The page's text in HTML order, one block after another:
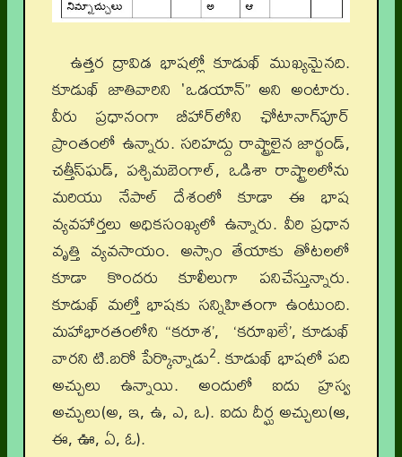
ఉత్తర ద్రావిడ భాషల్లో కూడుఖ్ ముఖ్యమైనది.
కూడుఖ్‌ జాతివారిని 'ఒడయాన్‌” అని అంటారు.
వీరు ప్రధానంగా బీహార్‌లోని ఛోటానాగ్‌పూర్‌
ప్రాంతంలో ఉన్నారు. సరిహద్దు రాష్ట్రాలైన జార్ఖండ్‌,
చత్తీస్‌ఘడ్‌, పశ్చిమబెంగాల్‌, ఒడిశా రాష్ట్రాలలోను
మరియు నేపాల్‌ దేశంలో కూడా ఈ భాష
వ్యవహార్తలు అధికసంఖ్యలో ఉన్నారు. వీరి ప్రధాన
వృత్తి వ్యవసాయం. అస్సాం తేయాకు తోటలలో
కూడా కొందరు కూలీలుగా పనిచేస్తున్నారు.
కూడుఖ్‌ మల్తో భాషకు సన్నిహితంగా ఉంటుంది.
మహాభారతంలోని “కరూశ’, ‘కరూఖలే’, కూడుఖ్‌
వారని టి.బరో పేర్కొన్నాడు2. కూడుఖ్‌ భాషలో పది
అచ్చులు ఉన్నాయి. అందులో ఐదు హ్రస్వ
అచ్చులు(అ, ఇ, ఉ, ఎ, ఒ). ఐదు దీర్ఘ అచ్చులు(ఆ,
ఈ, ఊ, ఏ, ఓ).